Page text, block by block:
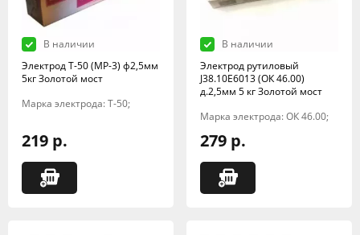
В наличии
Электрод Т-50 (МР-3) ф2,5мм
5кг Золотой мост
Марка электрода: Т-50;
219 р.
В наличии
Электрод рутиловый
J38.10E6013 (ОК 46.00)
д.2,5мм 5 кг Золотой мост
Марка электрода: ОК 46.00;
279 р.